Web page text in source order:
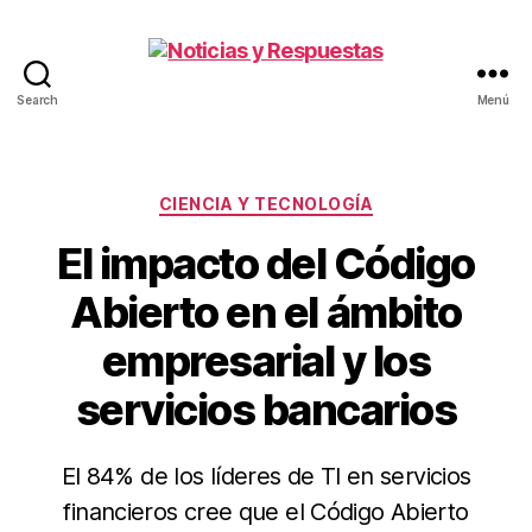
Search Menú
Categorías
CIENCIA Y TECNOLOGÍA
El impacto del Código
Abierto en el ámbito
empresarial y los
servicios bancarios
El 84% de los líderes de TI en servicios
financieros cree que el Código Abierto